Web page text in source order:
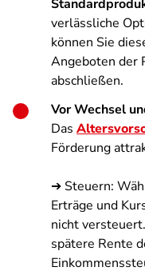
verlässliche
können Sie
Angeboten der
abschließen.
Vor Wechsel
Das
Förderung
➔ Steuern:
Erträge und
nicht
spätere Rente